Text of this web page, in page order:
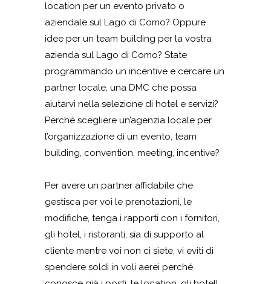
location per un evento privato o
aziendale sul Lago di Como? Oppure
idee per un team building per la vostra
azienda sul Lago di Como? State
programmando un incentive e cercare un
partner locale, una DMC che possa
aiutarvi nella selezione di hotel e servizi?
Perché scegliere un’agenzia locale per
l’organizzazione di un evento, team
building, convention, meeting, incentive?
Per avere un partner affidabile che
gestisca per voi le prenotazioni, le
modifiche, tenga i rapporti con i fornitori,
gli hotel, i ristoranti, sia di supporto al
cliente mentre voi non ci siete, vi eviti di
spendere soldi in voli aerei perché